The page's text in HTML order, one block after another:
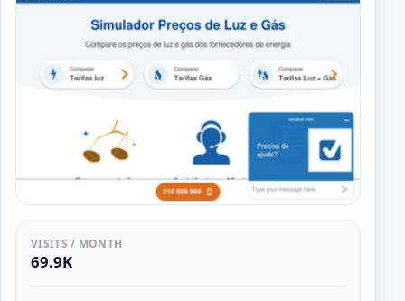
VISITS / MONTH
69.9K